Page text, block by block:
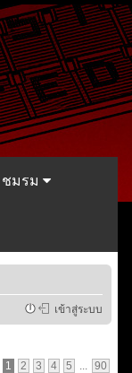
ชมรม
เข้าสู่ระบบ
1 2 3 4 5 ... 90